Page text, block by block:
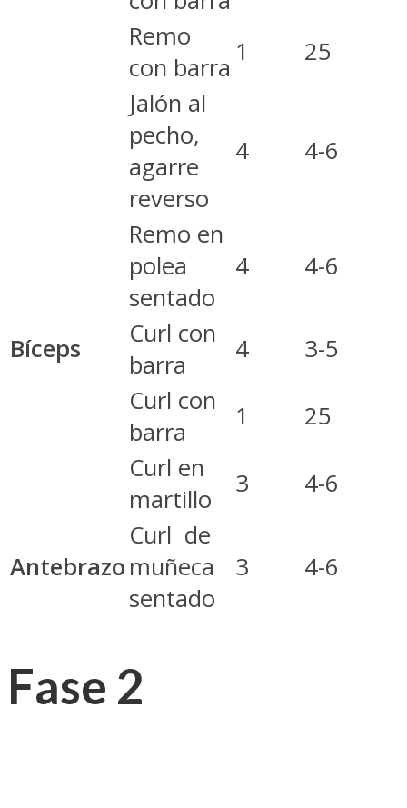
Remo
con barra
1
25
Jalón al
pecho,
agarre
reverso
4 4-6
Remo en
polea
sentado
4 4-6
Bíceps
Curl con
barra
4
3-5
Curl con
barra
1
25
Curl en
martillo
3 4-6
Antebrazo
Curl de
muñeca
sentado
3 4-6
Fase 2